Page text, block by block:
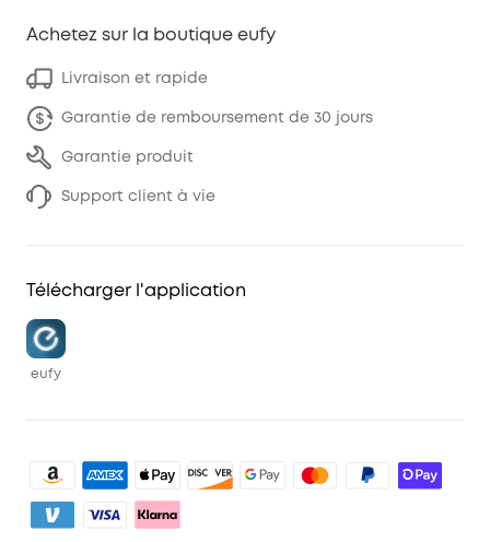
Achetez sur la boutique eufy
Livraison et rapide
Garantie de remboursement de 30 jours
Garantie produit
Support client à vie
Télécharger l'application
eufy